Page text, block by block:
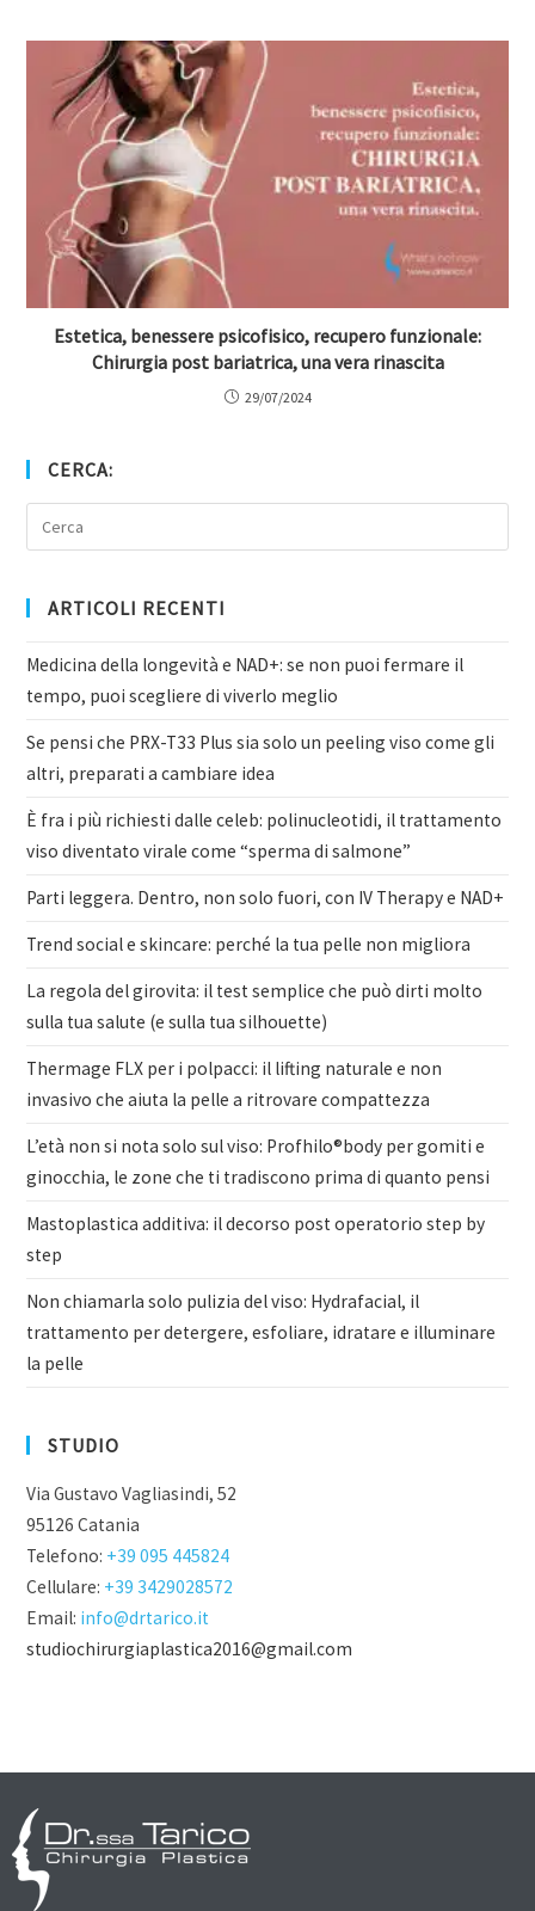
Estetica, benessere psicofisico, recupero funzionale:
Chirurgia post bariatrica, una vera rinascita
29/07/2024
CERCA:
ARTICOLI RECENTI
Medicina della longevità e NAD+: se non puoi fermare il
tempo, puoi scegliere di viverlo meglio
Se pensi che PRX-T33 Plus sia solo un peeling viso come gli
altri, preparati a cambiare idea
È fra i più richiesti dalle celeb: polinucleotidi, il trattamento
viso diventato virale come “sperma di salmone”
Parti leggera. Dentro, non solo fuori, con IV Therapy e NAD+
Trend social e skincare: perché la tua pelle non migliora
La regola del girovita: il test semplice che può dirti molto
sulla tua salute (e sulla tua silhouette)
Thermage FLX per i polpacci: il lifting naturale e non
invasivo che aiuta la pelle a ritrovare compattezza
L’età non si nota solo sul viso: Profhilo®body per gomiti e
ginocchia, le zone che ti tradiscono prima di quanto pensi
Mastoplastica additiva: il decorso post operatorio step by
step
Non chiamarla solo pulizia del viso: Hydrafacial, il
trattamento per detergere, esfoliare, idratare e illuminare
la pelle
STUDIO
Via Gustavo Vagliasindi, 52
95126 Catania
Telefono: +39 095 445824
Cellulare: +39 3429028572
Email: info@drtarico.it
studiochirurgiaplastica2016@gmail.com